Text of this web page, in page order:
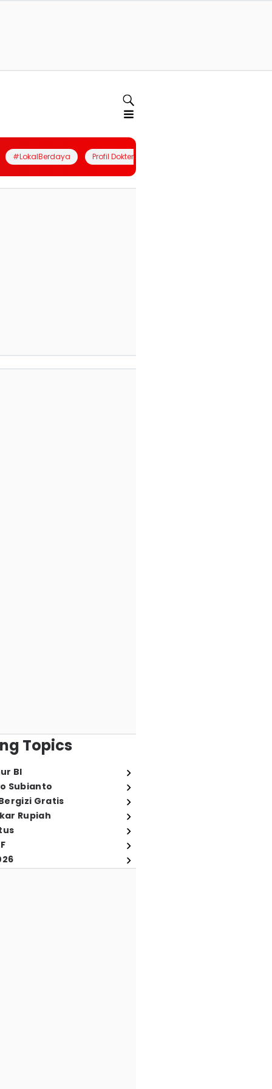
#LokalBerdaya Profil Dokter
Topics
BI
Subianto
Gratis
Rupiah